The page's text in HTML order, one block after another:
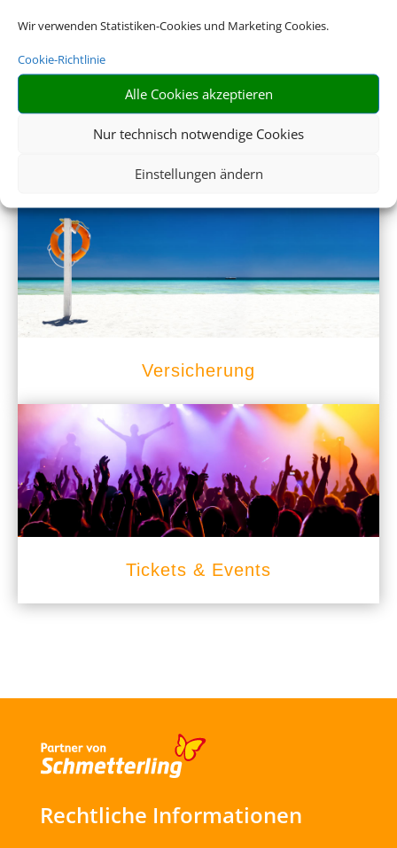
Wir verwenden Statistiken-Cookies und Marketing Cookies.
Cookie-Richtlinie
Alle Cookies akzeptieren
Nur technisch notwendige Cookies
Einstellungen ändern
Mietwagen
Versicherung
Tickets & Events
Rechtliche Informationen